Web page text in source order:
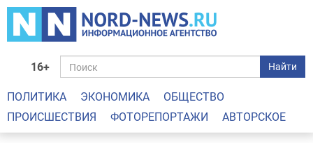
16+ Найти
ПОЛИТИКА ЭКОНОМИКА
ОБЩЕСТВО
ПРОИСШЕСТВИЯ
ФОТОРЕПОРТАЖИ АВТОРСКОЕ